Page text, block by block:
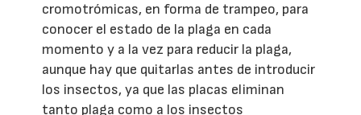
cromotrómicas, en forma de trampeo, para
conocer el estado de la plaga en cada
momento y a la vez para reducir la plaga,
aunque hay que quitarlas antes de introducir
los insectos, ya que las placas eliminan
tanto plaga como a los insectos